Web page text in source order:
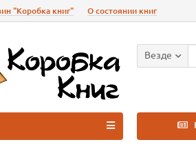
"Коробка книг" О состоянии книг
Везде